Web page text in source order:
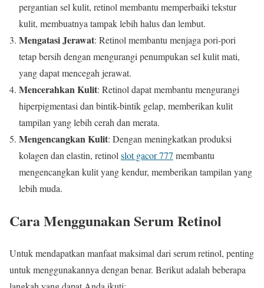
pergantian sel kulit, retinol membantu memperbaiki tekstur
kulit, membuatnya tampak lebih halus dan lembut.
Mengatasi Jerawat: Retinol membantu menjaga pori-pori
tetap bersih dengan mengurangi penumpukan sel kulit mati,
yang dapat mencegah jerawat.
Mencerahkan Kulit: Retinol dapat membantu mengurangi
hiperpigmentasi dan bintik-bintik gelap, memberikan kulit
tampilan yang lebih cerah dan merata.
Mengencangkan Kulit: Dengan meningkatkan produksi
kolagen dan elastin, retinol slot gacor 777 membantu
mengencangkan kulit yang kendur, memberikan tampilan yang
lebih muda.
Cara Menggunakan Serum Retinol
Untuk mendapatkan manfaat maksimal dari serum retinol, penting
untuk menggunakannya dengan benar. Berikut adalah beberapa